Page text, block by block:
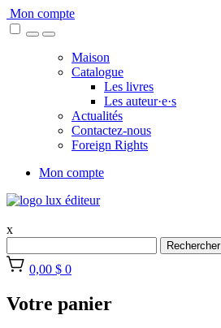
Skip
to
Mon compte
Maison
Catalogue
Les livres
Les auteur·e·s
Actualités
Contactez-nous
Foreign Rights
Mon compte
x
Rechercher
0,00 $ 0
Votre panier